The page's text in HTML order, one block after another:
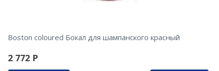
Boston coloured Бокал для шампанского красный
2 772 Р